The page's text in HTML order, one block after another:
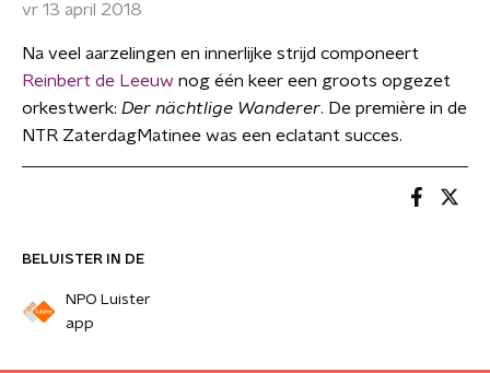
BELUISTER IN DE
NPO Luister
app
vr 13 april 2018
Na veel aarzelingen en innerlijke strijd componeert
Reinbert de Leeuw nog één keer een groots opgezet
orkestwerk: Der nächtlige Wanderer. De première in de
NTR ZaterdagMatinee was een eclatant succes.